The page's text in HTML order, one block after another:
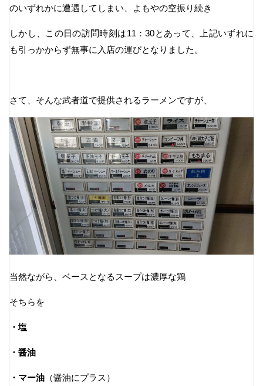
のいずれかに遭遇してしまい、よもやの空振り続き
しかし、この日の訪問時刻は11：30とあって、上記いずれに
も引っかからず無事に入店の運びとなりました。
さて、そんな武者道で提供されるラーメンですが、
当然ながら、ベースとなるスープは濃厚な鶏
そちらを
・塩
・醤油
・マー油 （醤油にプラス）